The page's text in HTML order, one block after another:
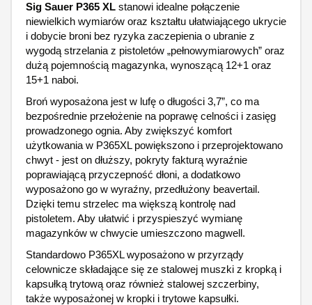
Sig Sauer P365 XL stanowi idealne połączenie
niewielkich wymiarów oraz kształtu ułatwiającego ukrycie
i dobycie broni bez ryzyka zaczepienia o ubranie z
wygodą strzelania z pistoletów „pełnowymiarowych” oraz
dużą pojemnością magazynka, wynoszącą 12+1 oraz
15+1 naboi.
Broń wyposażona jest w lufę o długości 3,7”, co ma
bezpośrednie przełożenie na poprawę celności i zasięg
prowadzonego ognia. Aby zwiększyć komfort
użytkowania w P365XL powiększono i przeprojektowano
chwyt - jest on dłuższy, pokryty fakturą wyraźnie
poprawiającą przyczepność dłoni, a dodatkowo
wyposażono go w wyraźny, przedłużony beavertail.
Dzięki temu strzelec ma większą kontrolę nad
pistoletem. Aby ułatwić i przyspieszyć wymianę
magazynków w chwycie umieszczono magwell.
Standardowo P365XL wyposażono w przyrządy
celownicze składające się ze stalowej muszki z kropką i
kapsułką trytową oraz również stalowej szczerbiny,
także wyposażonej w kropki i trytowe kapsułki.